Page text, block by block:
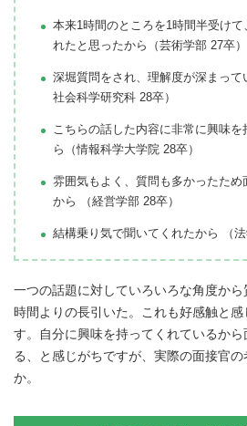
本来1時間のところを1時間半受けて
れたと思ったから（芸術学部 27卒）
深堀質問をされ、理解度が深まっ
社会科学研究科 28卒）
こちらの話した内容に非常に興味
ら（情報科学大学院 28卒）
雰囲気もよく、質問も多かったため
から （経営学部 28卒）
結構乗り気で聞いてくれたから （法
一つの話題に対していろいろな角度か
時間よりの長引いた。これも好感触と
す。自分に興味を持ってくれているか
る、と感じがちですが、実際の面接官
か。